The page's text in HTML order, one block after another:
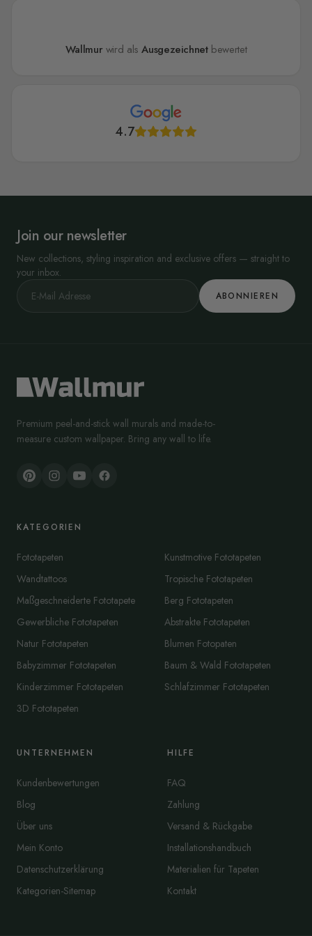
Wallmur wird alsAusgezeichnetbewertet
4.7
Join our newsletter
New collections, styling inspiration and exclusive offers — straight to
your inbox.
ABONNIEREN
Premium peel-and-stick wall murals and made-to-
measure custom wallpaper. Bring any wall to life.
KATEGORIEN
Fototapeten
Wandtattoos
Maßgeschneiderte Fototapete
Gewerbliche Fototapeten
Natur Fototapeten
Babyzimmer Fototapeten
Kinderzimmer Fototapeten
3D Fototapeten
Kunstmotive Fototapeten
Tropische Fototapeten
Berg Fototapeten
Abstrakte Fototapeten
Blumen Fotopaten
Baum & Wald Fototapeten
Schlafzimmer Fototapeten
UNTERNEHMEN
Kundenbewertungen
Blog
Über uns
Mein Konto
Datenschutzerklärung
Kategorien-Sitemap
HILFE
FAQ
Zahlung
Versand & Rückgabe
Installationshandbuch
Materialien für Tapeten
Kontakt